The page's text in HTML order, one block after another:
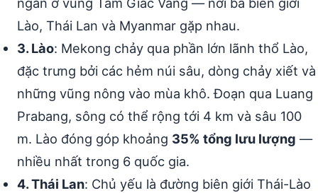
Lào, Thái Lan và Myanmar gặp nhau.
3. Lào: Mekong chảy qua phần lớn lãnh thổ Lào,
đặc trưng bởi các hẻm núi sâu, dòng chảy xiết và
những vũng nông vào mùa khô. Đoạn qua Luang
Prabang, sông có thể rộng tới 4 km và sâu 100
m. Lào đóng góp khoảng 35% tổng lưu lượng —
nhiều nhất trong 6 quốc gia.
4. Thái Lan: Chủ yếu là đường biên giới Thái-Lào